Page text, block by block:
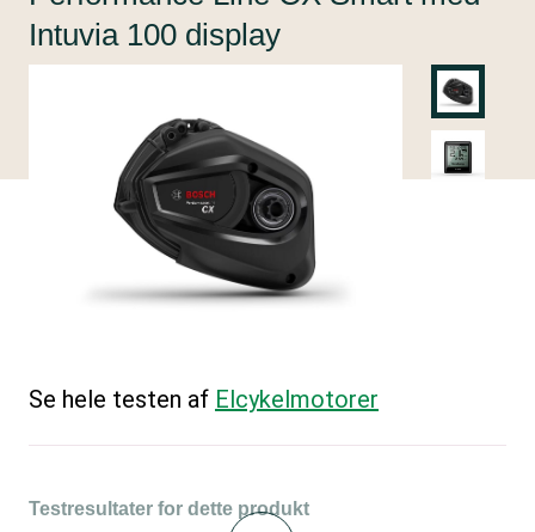
Intuvia 100 display
Se hele testen af Elcykelmotorer
Testresultater for dette produkt